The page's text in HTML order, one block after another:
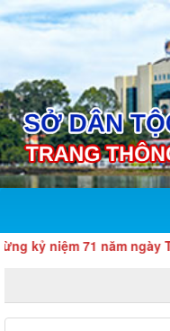
71 năm ngày Truyền